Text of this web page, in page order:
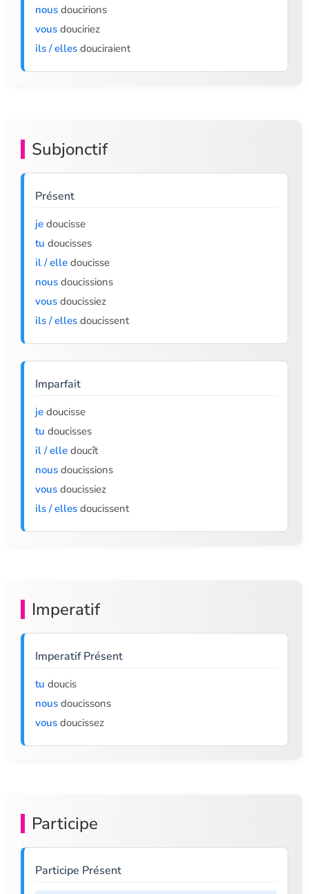
nous doucirions
vous douciriez
ils / elles douciraient
Subjonctif
Présent
je doucisse
tu doucisses
il / elle doucisse
nous doucissions
vous doucissiez
ils / elles doucissent
Imparfait
je doucisse
tu doucisses
il / elle doucît
nous doucissions
vous doucissiez
ils / elles doucissent
Imperatif
Imperatif Présent
tu doucis
nous doucissons
vous doucissez
Participe
Participe Présent